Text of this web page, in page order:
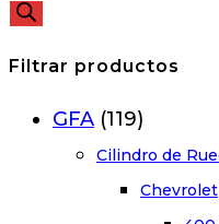
Filtrar productos
GFA (119)
Cilindro de
Chevrolet